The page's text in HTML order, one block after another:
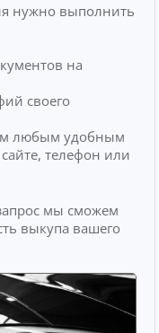
нужно выполнить
на
своего
любым удобным
телефон или
мы сможем
выкупа вашего